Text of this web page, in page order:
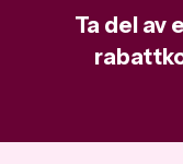
Ta del av